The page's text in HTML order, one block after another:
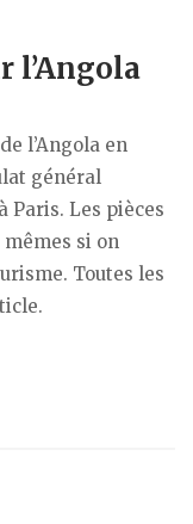
l’Angola
l’Angola en
général
Paris. Les pièces
si on
Toutes les